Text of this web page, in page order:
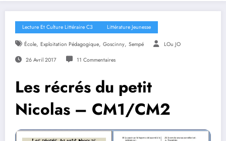
Lecture Et Culture Littéraire C3 Littérature Jeunesse
École, Exploitation Pédagogique, Goscinny, Sempé LOu JO
26 Avril 2017 11 Commentaires
Les récrés du petit
Nicolas – CM1/CM2